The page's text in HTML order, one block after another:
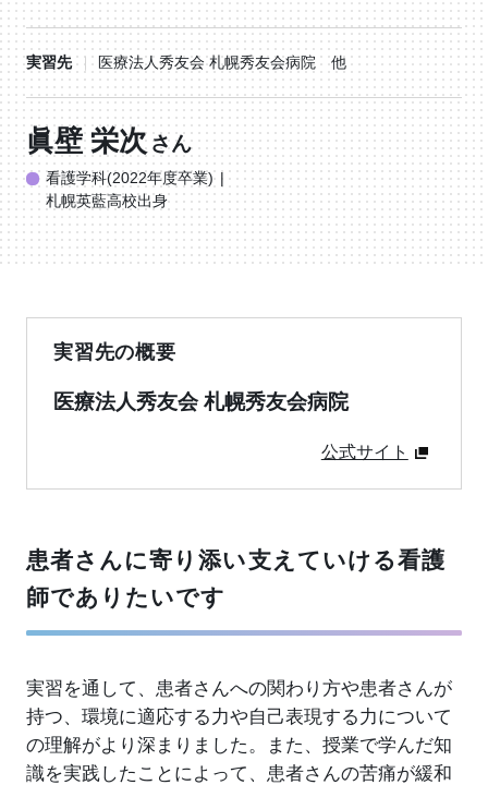
眞壁 栄次 さん
看護学科(2022年度卒業)
札幌英藍高校出身
実習先 医療法人秀友会 札幌秀友会病院 他
実習先の概要
医療法人秀友会 札幌秀友会病院
公式サイト
患者さんに寄り添い支えていける看護
師でありたいです
実習を通して、患者さんへの関わり方や患者さんが
持つ、環境に適応する力や自己表現する力について
の理解がより深まりました。また、授業で学んだ知
識を実践したことによって、患者さんの苦痛が緩和